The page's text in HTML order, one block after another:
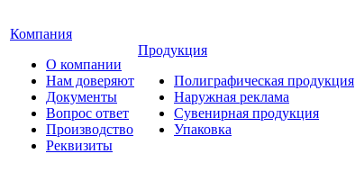
Компания
О компании
Нам доверяют
Документы
Вопрос ответ
Производство
Реквизиты
Продукция
Полиграфическая продукция
Наружная реклама
Сувенирная продукция
Упаковка